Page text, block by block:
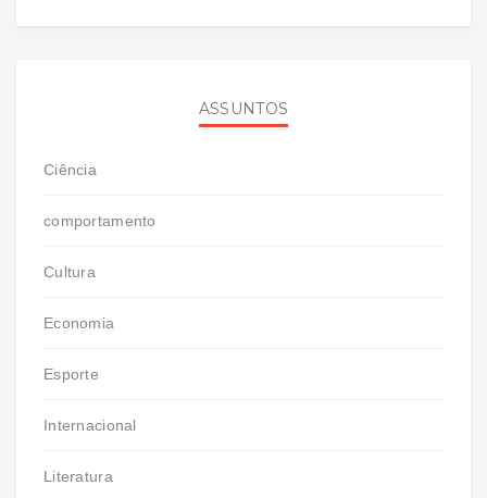
ASSUNTOS
Ciência
comportamento
Cultura
Economia
Esporte
Internacional
Literatura